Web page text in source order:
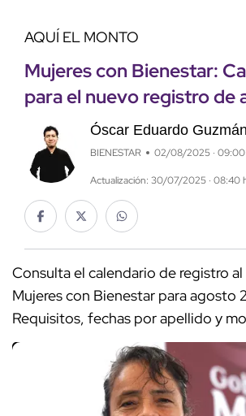
AQUÍ EL MONTO
Mujeres con Bienestar:
para el nuevo registro de
Óscar Eduardo Guzmán
BIENESTAR 02/08/2025 · 09:00
Actualización: 30/07/2025 · 08:40
Consulta el calendario de registro
Mujeres con Bienestar para agosto
Requisitos, fechas por apellido y